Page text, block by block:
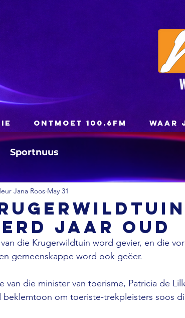
ONTMOET 100.6FM WAAR
Sportnuus
jaar oud
Jana Roos May 31
die Krugerwildtuin word gevier, en die
gemeenskappe word ook geëer.
van die minister van toerisme, Patricia de
beklemtoon om toeriste-trekpleisters soos